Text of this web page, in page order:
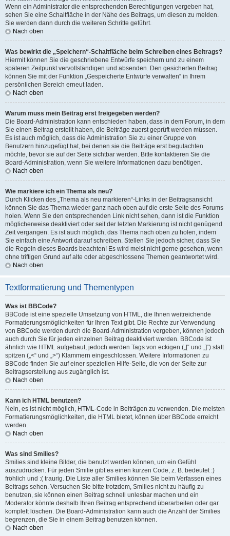
Wenn ein Administrator die entsprechenden Berechtigungen vergeben hat,
sehen Sie eine Schaltfläche in der Nähe des Beitrags, um diesen zu melden.
Sie werden dann durch die weiteren Schritte geführt.
Nach oben
Was bewirkt die „Speichern“-Schaltfläche beim Schreiben eines Beitrags?
Hiermit können Sie die geschriebene Entwürfe speichern und zu einem
späteren Zeitpunkt vervollständigen und absenden. Den gesicherten Beitrag
können Sie mit der Funktion „Gespeicherte Entwürfe verwalten“ in Ihrem
persönlichen Bereich erneut laden.
Nach oben
Warum muss mein Beitrag erst freigegeben werden?
Die Board-Administration kann entschieden haben, dass in dem Forum, in dem
Sie einen Beitrag erstellt haben, die Beiträge zuerst geprüft werden müssen.
Es ist auch möglich, dass die Administration Sie zu einer Gruppe von
Benutzern hinzugefügt hat, bei denen sie die Beiträge erst begutachten
möchte, bevor sie auf der Seite sichtbar werden. Bitte kontaktieren Sie die
Board-Administration, wenn Sie weitere Informationen dazu benötigen.
Nach oben
Wie markiere ich ein Thema als neu?
Durch Klicken des „Thema als neu markieren“-Links in der Beitragsansicht
können Sie das Thema wieder ganz nach oben auf die erste Seite des Forums
holen. Wenn Sie den entsprechenden Link nicht sehen, dann ist die Funktion
möglicherweise deaktiviert oder seit der letzten Markierung ist nicht genügend
Zeit vergangen. Es ist auch möglich, das Thema nach oben zu holen, indem
Sie einfach eine Antwort darauf schreiben. Stellen Sie jedoch sicher, dass Sie
die Regeln dieses Boards beachten! Es wird meist nicht gerne gesehen, wenn
ohne triftigen Grund auf alte oder abgeschlossene Themen geantwortet wird.
Nach oben
Textformatierung und Thementypen
Was ist BBCode?
BBCode ist eine spezielle Umsetzung von HTML, die Ihnen weitreichende
Formatierungsmöglichkeiten für Ihren Text gibt. Die Rechte zur Verwendung
von BBCode werden durch die Board-Administration vergeben, können jedoch
auch durch Sie für jeden einzelnen Beitrag deaktiviert werden. BBCode ist
ähnlich wie HTML aufgebaut, jedoch werden Tags von eckigen („[“ und „]“) statt
spitzen („<“ und „>“) Klammern eingeschlossen. Weitere Informationen zu
BBCode finden Sie auf einer speziellen Hilfe-Seite, die von der Seite zur
Beitragserstellung aus zugänglich ist.
Nach oben
Kann ich HTML benutzen?
Nein, es ist nicht möglich, HTML-Code in Beiträgen zu verwenden. Die meisten
Formatierungsmöglichkeiten, die HTML bietet, können über BBCode erreicht
werden.
Nach oben
Was sind Smilies?
Smilies sind kleine Bilder, die benutzt werden können, um ein Gefühl
auszudrücken. Für jeden Smilie gibt es einen kurzen Code, z. B. bedeutet :)
fröhlich und :( traurig. Die Liste aller Smilies können Sie beim Verfassen eines
Beitrags sehen. Versuchen Sie bitte trotzdem, Smilies nicht zu häufig zu
benutzen, sie können einen Beitrag schnell unlesbar machen und ein
Moderator könnte deshalb Ihren Beitrag entsprechend überarbeiten oder gar
komplett löschen. Die Board-Administration kann auch die Anzahl der Smilies
begrenzen, die Sie in einem Beitrag benutzen können.
Nach oben